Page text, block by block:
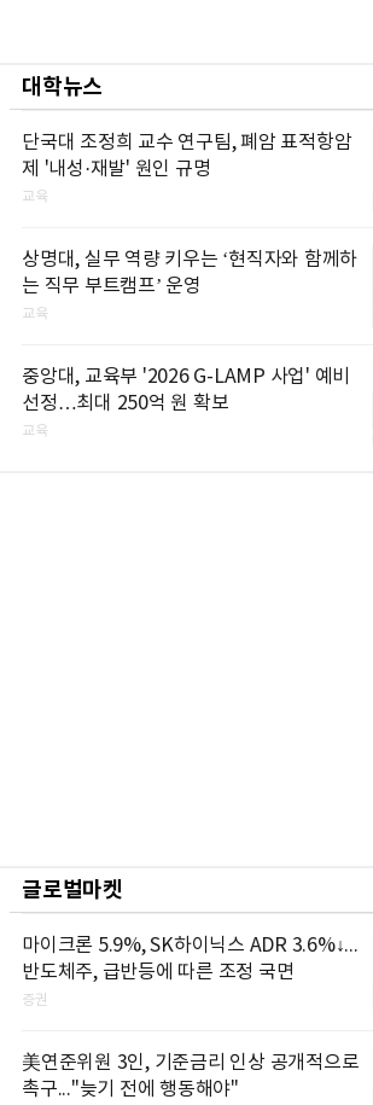
대학뉴스
단국대 조정희 교수 연구팀, 폐암 표적항암
제 '내성·재발' 원인 규명
교육
상명대, 실무 역량 키우는 ‘현직자와 함께하
는 직무 부트캠프’ 운영
교육
중앙대, 교육부 '2026 G-LAMP 사업' 예비
선정…최대 250억 원 확보
교육
글로벌마켓
마이크론 5.9%, SK하이닉스 ADR 3.6%↓...
반도체주, 급반등에 따른 조정 국면
증권
美연준위원 3인, 기준금리 인상 공개적으로
촉구..."늦기 전에 행동해야"